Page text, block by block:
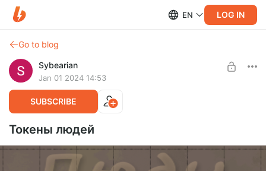
EN LOG IN
Go to blog
Sybearian
Jan 01 2024 14:53
SUBSCRIBE
Токены людей